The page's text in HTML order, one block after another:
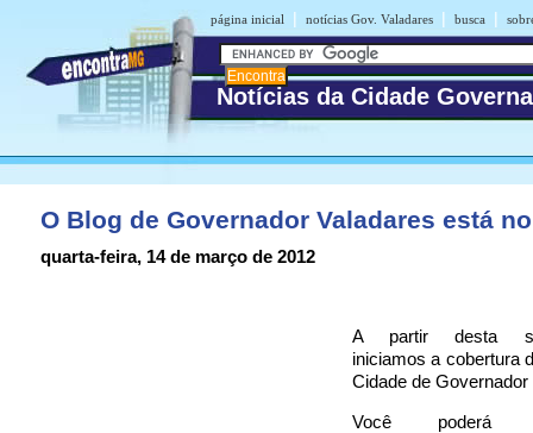
página inicial | notícias Gov. Valadares | busca |
Notícias da Cidade
O Blog de Governador Valadares está
quarta-feira, 14 de março de 2012
A partir desta
iniciamos a cobertura
Cidade de Governador
Você poderá